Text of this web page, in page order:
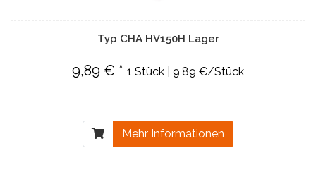
Typ CHA HV150H Lager
9,89 € * 1 Stück | 9,89 €/Stück
Mehr Informationen